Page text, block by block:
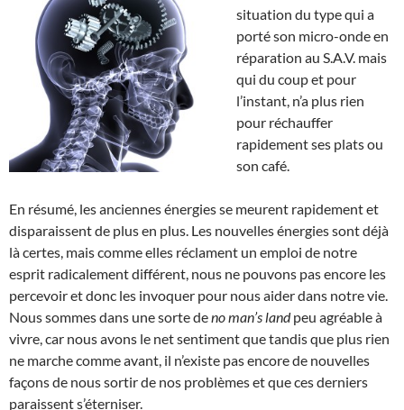
situation du type qui a
porté son micro-onde en
réparation au S.A.V. mais
qui du coup et pour
l’instant, n’a plus rien
pour réchauffer
rapidement ses plats ou
son café.
En résumé, les anciennes énergies se meurent rapidement et
disparaissent de plus en plus. Les nouvelles énergies sont déjà
là certes, mais comme elles réclament un emploi de notre
esprit radicalement différent, nous ne pouvons pas encore les
percevoir et donc les invoquer pour nous aider dans notre vie.
Nous sommes dans une sorte deno man’s landpeu agréable à
vivre, car nous avons le net sentiment que tandis que plus rien
ne marche comme avant, il n’existe pas encore de nouvelles
façons de nous sortir de nos problèmes et que ces derniers
paraissent s’éterniser.